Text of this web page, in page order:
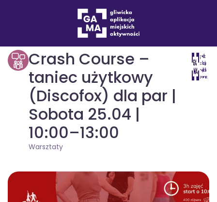
Warsztaty drukuj
Crash Course –
taniec użytkowy
(Discofox) dla par |
Sobota 25.04 |
10:00–13:00
Warsztaty